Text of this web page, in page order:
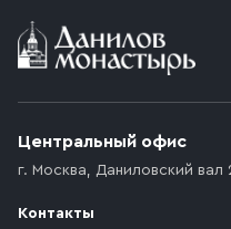
Условия доставки
возникают препятствия
которое максимально
движения. Если на
Центральный офис
г. Москва, Даниловский вал
Контакты